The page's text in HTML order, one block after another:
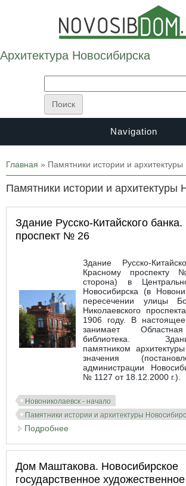
Архитектура Новосибирска
Navigation
Вы здесь
Главная » Памятники истории и архитектуры
Памятники истории и архитектуры
Здание Русско-Китайского
проспект № 26
Здание Русско-
Красному
сторона) в
Новосибирска (в
пересечении улицы
Николаевского
1906 году. В
занимает
библиотека.
памятником
значения
администрации
№ 1127 от 18.12.2000 г.).
Новониколаевск - начало
Памятники истории и архитектуры
Подробнее
Дом Маштакова. Новосибирское
государственное